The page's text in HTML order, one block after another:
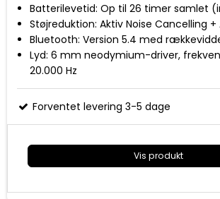
Batterilevetid: Op til 26 timer samlet
Støjreduktion: Aktiv Noise Cancelling
Bluetooth: Version 5.4 med
Lyd: 6 mm neodymium-driver,
20.000 Hz
Funktioner: Lav latenstid (low-
kontrol, USB‑C opladning, automatisk
Forventet levering 3-5 dage
Vis produkt